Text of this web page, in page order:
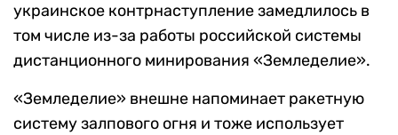
украинское контрнаступление замедлилось в
том числе из-за работы российской системы
дистанционного минирования «Земледелие».
«Земледелие» внешне напоминает ракетную
систему залпового огня и тоже использует